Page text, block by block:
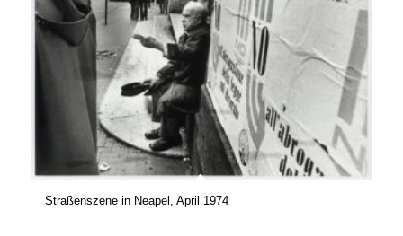
Straßenszene in Neapel, April 1974